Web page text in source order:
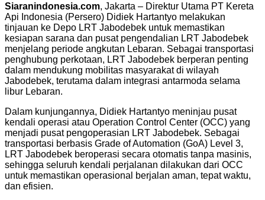
Siaranindonesia.com, Jakarta – Direktur Utama PT Kereta
Api Indonesia (Persero) Didiek Hartantyo melakukan
tinjauan ke Depo LRT Jabodebek untuk memastikan
kesiapan sarana dan pusat pengendalian LRT Jabodebek
menjelang periode angkutan Lebaran. Sebagai transportasi
penghubung perkotaan, LRT Jabodebek berperan penting
dalam mendukung mobilitas masyarakat di wilayah
Jabodebek, terutama dalam integrasi antarmoda selama
libur Lebaran.
Dalam kunjungannya, Didiek Hartantyo meninjau pusat
kendali operasi atau Operation Control Center (OCC) yang
menjadi pusat pengoperasian LRT Jabodebek. Sebagai
transportasi berbasis Grade of Automation (GoA) Level 3,
LRT Jabodebek beroperasi secara otomatis tanpa masinis,
sehingga seluruh kendali perjalanan dilakukan dari OCC
untuk memastikan operasional berjalan aman, tepat waktu,
dan efisien.